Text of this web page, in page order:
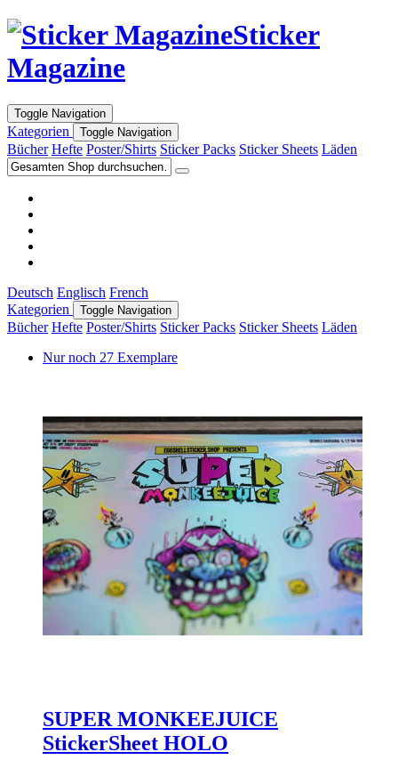
Sticker
Magazine
Toggle Navigation
Kategorien Toggle Navigation
Bücher Hefte Poster/Shirts Sticker Packs Sticker Sheets Läden
Deutsch Englisch French
Kategorien
Toggle Navigation
Bücher Hefte Poster/Shirts Sticker Packs Sticker Sheets Läden
Nur noch 27 Exemplare
SUPER MONKEEJUICE
StickerSheet HOLO